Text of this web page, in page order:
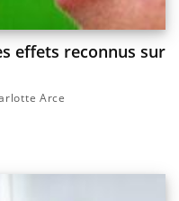
effets reconnus sur
Arce